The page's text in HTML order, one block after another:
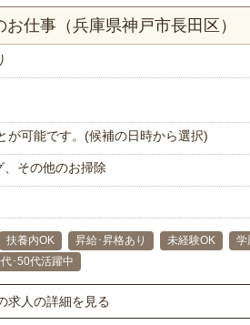
仕事（兵庫県神戸市長田区）
が可能です。(候補の日時から選択)
その他のお掃除
扶養内OK 昇給･昇格あり 未経験OK
学
･50代活躍中
求人の詳細を見る